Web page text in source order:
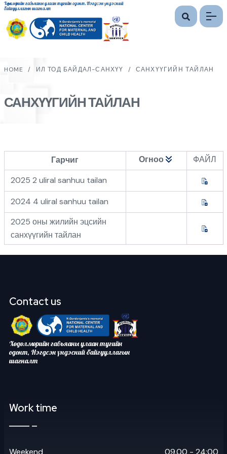
Хөдөлмөрийн гавьяаны улаан тугийн одонт, Нэгдсэн үндэсний
байгууллагын шагналт
HOME / ИЛ ТОД БАЙДАЛ-САНХҮҮ / САНХҮҮГИЙН ТАЙЛАН
САНХҮҮГИЙН ТАЙЛАН
Гарчиг Огноо
ФАЙЛ
2025 2 uliral sanhuu tailan
2024 4 uliral sanhuu tailan
2025 оны жилийн эцсийн
санхүүгийн тайлан
Contact us
Хөдөлмөрийн гавьяаны улаан тугийн
одонт, Нэгдсэн үндэсний байгууллагын
шагналт
Work time
Weekend 09.00 - 24:00